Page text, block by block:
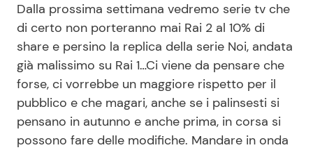
Dalla prossima settimana vedremo serie tv che
di certo non porteranno mai Rai 2 al 10% di
share e persino la replica della serie Noi, andata
già malissimo su Rai 1…Ci viene da pensare che
forse, ci vorrebbe un maggiore rispetto per il
pubblico e che magari, anche se i palinsesti si
pensano in autunno e anche prima, in corsa si
possono fare delle modifiche. Mandare in onda